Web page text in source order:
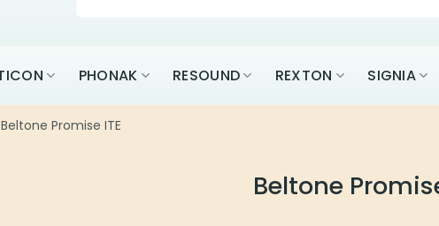
PHONAK RESOUND REXTON SIGNIA
Beltone Promise ITE
Beltone